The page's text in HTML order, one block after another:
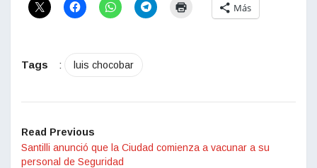
Más
Tags : luis chocobar
Read Previous
Santilli anunció que la Ciudad comienza a vacunar a su
personal de Seguridad